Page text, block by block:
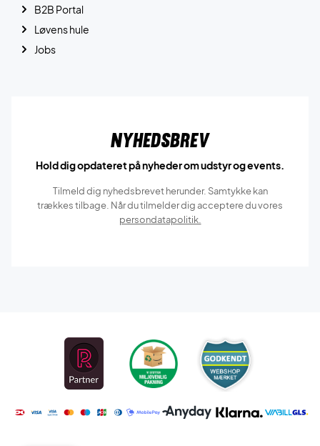
B2B Portal
Løvens hule
Jobs
Nyhedsbrev
Hold dig opdateret på nyheder om udstyr og events.
Tilmeld dig nyhedsbrevet herunder. Samtykke kan
trækkes tilbage. Når du tilmelder dig acceptere du vores
persondatapolitik.